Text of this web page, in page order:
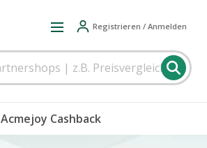
Registrieren / Anmelden
Acmejoy Cashback